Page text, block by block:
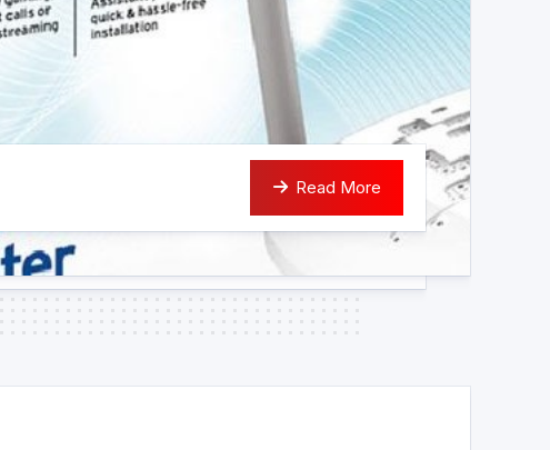
Read More